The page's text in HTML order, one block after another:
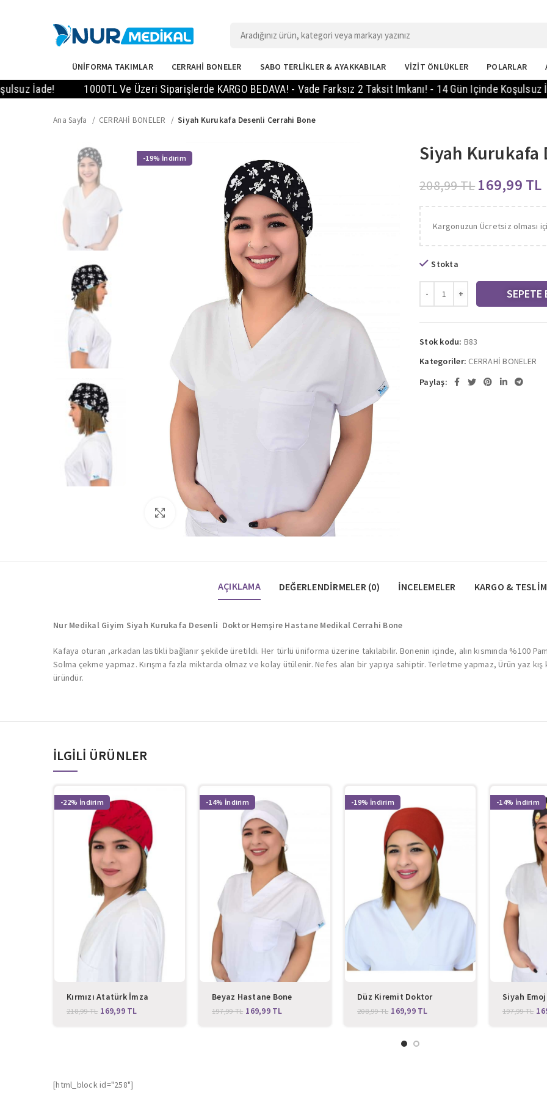
ÜNİFORMA TAKIMLAR CERRAHİ BONELER SABO TERLİKLER & AYAKKABILAR VİZİT ÖNLÜKLER POLARLAR
İade! 1000TL Ve Üzeri Siparişlerde KARGO BEDAVA! - Vade Farksız 2 Taksit Imkanı! - 14 Gün Içinde Koşulsuz İade!
Ana Sayfa CERRAHİ BONELER Siyah Kurukafa Desenli Cerrahi Bone
-19%
Büyütmek için tıklayın
Siyah Kurukafa
208,99TL 169,99 TL
Kargonuzun Ücretsiz olması
Stokta
SEPETE
Stok kodu: B83
Kategoriler: CERRAHİ BONELER
Paylaş:
AÇIKLAMA DEĞERLENDIRMELER (0) İNCELEMELER KARGO &
Nur Medikal Giyim Siyah Kurukafa Desenli Doktor Hemşire Hastane Medikal Cerrahi Bone
Kafaya oturan ,arkadan lastikli bağlanır şekilde üretildi. Her türlü üniforma üzerine takılabilir. Bonenin içinde, alın kısmında %100
Solma çekme yapmaz. Kırışma fazla miktarda olmaz ve kolay ütülenir. Nefes alan bir yapıya sahiptir. Terletme yapmaz, Ürün yaz
üründür.
İLGILI ÜRÜNLER
-22%
Kırmızı Atatürk İmza
Desenli Cerrahi Bone
218,99TL 169,99 TL
-14%
Beyaz Hastane Bone
197,99TL 169,99 TL
-19%
Düz Kiremit Doktor
Hemşire Bone
208,99TL 169,99 TL
-14%
Siyah
Cerrahi
197,99TL
[html_block id="258"]